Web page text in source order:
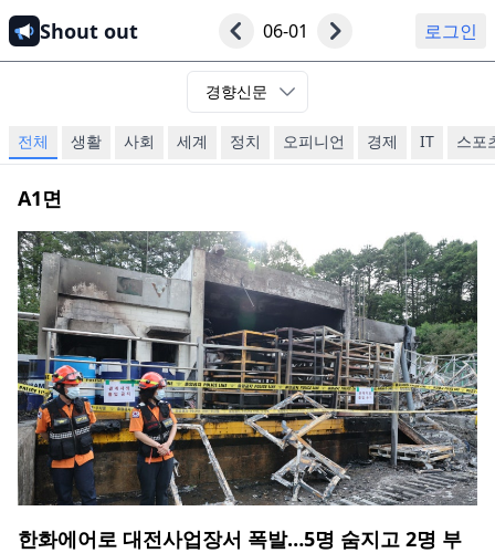
Shout out 06-01 로그인
경향신문
전체 생활 사회 세계 정치 오피니언 경제 IT 스포
A1면
한화에어로 대전사업장서 폭발…5명 숨지고 2명 부